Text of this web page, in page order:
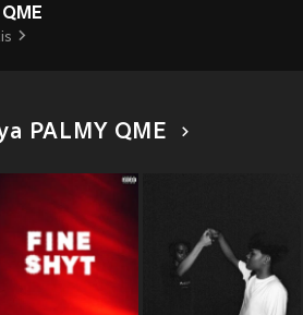
PALMY QME